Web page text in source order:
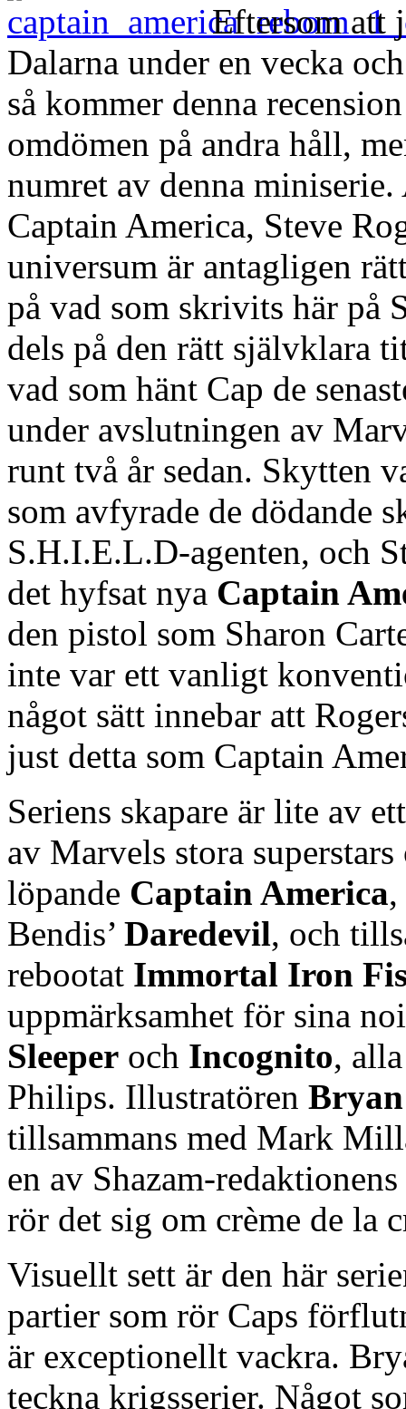
Eftersom att
Dalarna under en vecka
så kommer denna
omdömen på andra håll,
numret av denna
Captain America, Steve
universum är antagligen
på vad som skrivits här på
dels på den rätt självklara
vad som hänt Cap de
under avslutningen av
runt två år sedan. Skytten
som avfyrade de dödande
S.H.I.E.L.D-agenten, och
det hyfsat nya Captain
den pistol som Sharon
inte var ett vanligt
något sätt innebar att
just detta som Captain
Seriens skapare är lite av
av Marvels stora
löpande Captain America
Bendis’ Daredevil, och
rebootat Immortal Iron
uppmärksamhet för sina
Sleeper och Incognito,
Philips. Illustratören
tillsammans med Mark
en av Shazam-
rör det sig om crème de la
Visuellt sett är den här
partier som rör Caps
är exceptionellt vackra.
teckna krigsserier. Något